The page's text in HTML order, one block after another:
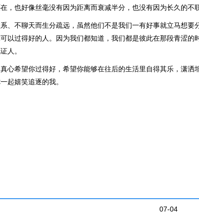
，也好像丝毫没有因为距离而衰减半分，也没有因为长久的不
、不聊天而生分疏远，虽然他们不是我们一有好事就立马想要
以过得好的人。因为我们都知道，我们都是彼此在那段青涩的
人。
心希望你过得好，希望你能够在往后的生活里自得其乐，潇洒
起嬉笑追逐的我。
07-04